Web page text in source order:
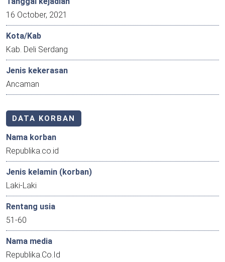
16 October, 2021
Kota/Kab
Kab. Deli Serdang
Jenis kekerasan
Ancaman
DATA KORBAN
Nama korban
Republika.co.id
Jenis kelamin (korban)
Laki-Laki
Rentang usia
51-60
Nama media
Republika.Co.Id